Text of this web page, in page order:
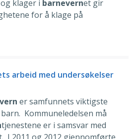
klager i barnevernet gir
for å klage på
arbeid med undersøkelser
er samfunnets viktigste
Kommuneledelsen må
tjenestene er i samsvar med